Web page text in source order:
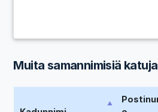
Muita samannimisiä katuja